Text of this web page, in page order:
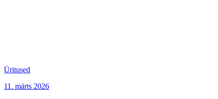
Üritused
11. märts 2026